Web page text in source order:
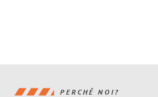
PERCHÉ NOI?